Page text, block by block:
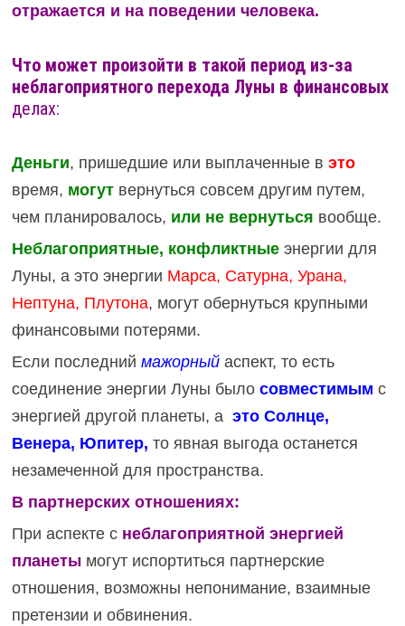
отражается и на поведении человека.
Что может произойти в такой период из-за
неблагоприятного перехода Луны в финансовых
делах:
Деньги, пришедшие или выплаченные в это
время, могутвернуться совсем другим путем,
чем планировалось, или не вернуться вообще.
Неблагоприятные, конфликтныеэнергии для
Луны, а это энергии Марса, Сатурна, Урана,
Нептуна, Плутона, могут обернуться крупными
финансовыми потерями.
Если последний мажорныйаспект, то есть
соединение энергии Луны было совместимым с
энергией другой планеты, а это Солнце,
Венера, Юпитер, то явная выгода останется
незамеченной для пространства.
В партнерских отношениях:
При аспекте снеблагоприятной энергией
планетымогут испортиться партнерские
отношения, возможны непонимание, взаимные
претензии и обвинения.